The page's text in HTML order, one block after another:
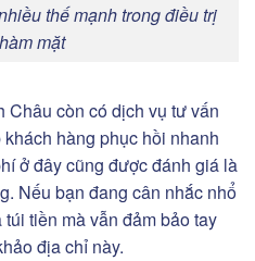
thế mạnh trong điều trị
mặt
Châu còn có dịch vụ tư vấn
hàng phục hồi nhanh
ở đây cũng được đánh giá là
Nếu bạn đang cân nhắc nhổ
tiền mà vẫn đảm bảo tay
địa chỉ này.